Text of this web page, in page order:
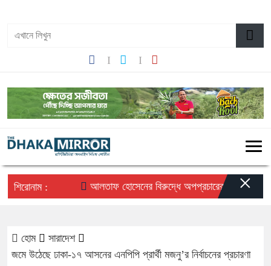
শিরোনাম : আলতাফ হোসেনের বিরুদ্ধে অপপ্রচারের প্রতিবাদে×
হোম
সারাদেশ
জমে উঠেছে ঢাকা-১৭ আসনের এনপিপি প্রার্থী মজনু’র নির্বাচনের প্রচারণা